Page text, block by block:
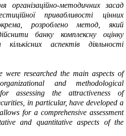
організаційно-методичних засад
привабливості цінних
розроблено метод, який
банку комплексну оцінку
аспектів діяльності
were researched the main aspects of
and methodological
assessing the attractiveness of
in particular, have developed a
for a comprehensive assessment
and quantitative aspects of the